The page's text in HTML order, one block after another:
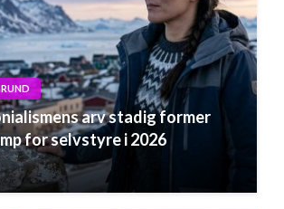
arv stadig former
for selvstyre i 2026